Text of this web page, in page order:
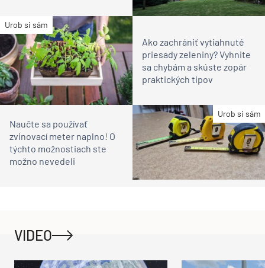
Urob si sám
Ako zachrániť vytiahnuté
priesady zeleniny? Vyhnite
sa chybám a skúste zopár
praktických tipov
Urob si sám
Naučte sa používať
zvinovací meter naplno! O
týchto možnostiach ste
možno nevedeli
VIDEO